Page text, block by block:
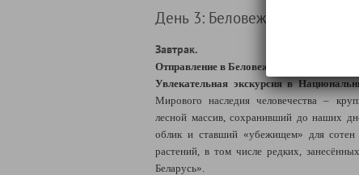
День 3: Беловежская пуща +
Завтрак.
Отправление в Беловежскую пущу.
Увлекательная экскурсия в
Мирового наследия человечества –
лесной массив, сохранивший до наших
облик и ставший «убежищем» для
растений, в том числе редких,
Беларусь».